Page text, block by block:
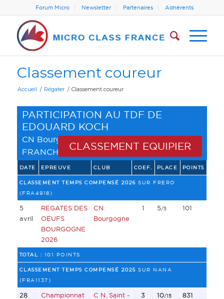
Forum Micro Newsletter Partenaires Adhérents
Classement coureur
Accueil / Régater / Classement coureur
PARTICIPATION AU TDF DE
EDOUARD KOCH
CN Bourgogne
FRANCHE CONTE)
CLASSEMENT EQUIPIER
DATE EPREUVE CLUB COEF. PLACE POINTS
CLASSEMENT TEMPS COMPENSÉ 2026SUR FRERO
(FRA4918)
5
avril
REGATES DES
OEUFS
BOURGOGNE
2026
CN
Bourgogne
1 5/5 101
TOTAL : 101 POINTS
CLASSEMENT TEMPS COMPENSÉ 2025SUR NANA
(FRA1137)
28
Championnat
C N. Saint -
3 10/15 831